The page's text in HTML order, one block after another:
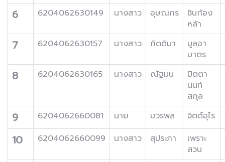
6 6204062630149 นางสาว อุษณกร
ชินก้อง
หล้า
7 6204062630157 นางสาว กิตติมา
มูลอา
มาตร
8 6204062630165 นางสาว ณัฐมน
มิตตา
นนท์
สกุล
9 6204062660081 นาย บวรพล จิตต์อุไร
10 6204062660099 นางสาว สุประภา
เพราะ
สวน